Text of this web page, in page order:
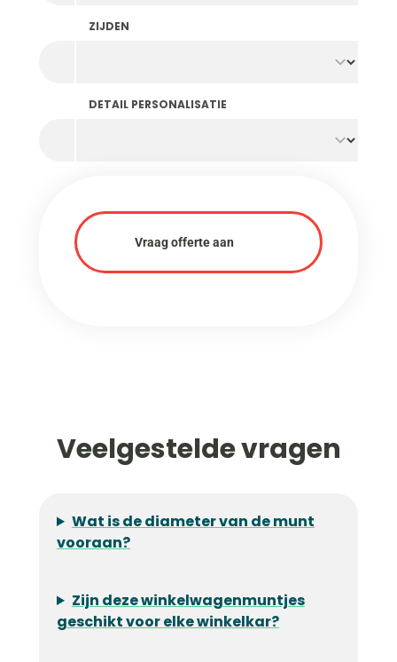
ZIJDEN
DETAIL PERSONALISATIE
Vraag offerte aan
Veelgestelde vragen
Wat is de diameter van de munt
vooraan?
Zijn deze winkelwagenmuntjes
geschikt voor elke winkelkar?